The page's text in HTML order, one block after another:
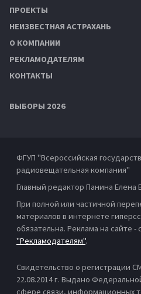
ПРОЕКТЫ
НЕИЗВЕСТНАЯ АСТРАХАНЬ
О КОМПАНИИ
РЕКЛАМОДАТЕЛЯМ
КОНТАКТЫ
ВЫБОРЫ 2026
ФГУП "Всероссийская
радиовещательная компания"
Главный редактор Панина Елена
При полной или частичной
материалов в интернете
обязательна. Реклама на сайте -
"Рекламодателям".
Свидетельство о регистрации
22.08.2014 г. Выдано
сфере связи, информационных